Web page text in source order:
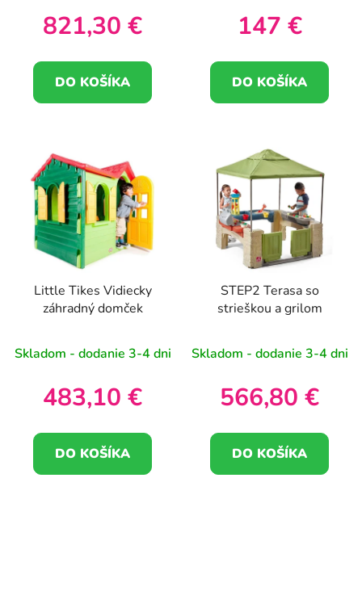
821,30 €
DO KOŠÍKA
147 €
DO KOŠÍKA
Little Tikes Vidiecky
záhradný domček
Skladom - dodanie 3-4 dni
483,10 €
DO KOŠÍKA
STEP2 Terasa so
strieškou a grilom
Skladom - dodanie 3-4 dni
566,80 €
DO KOŠÍKA